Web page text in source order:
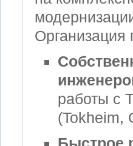
Организация
работы с
(Tokheim,